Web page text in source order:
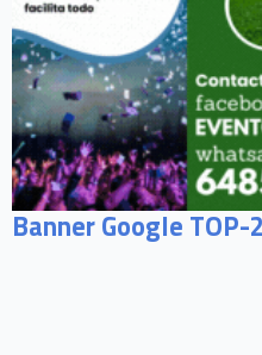
Banner Google TOP-